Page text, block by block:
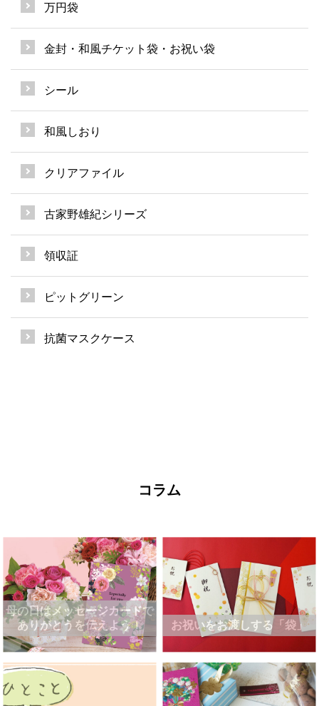
万円袋
金封・和風チケット袋・お祝い袋
シール
和風しおり
クリアファイル
古家野雄紀シリーズ
領収証
ピットグリーン
抗菌マスクケース
コラム
母の日はメッセージカードで
ありがとうを伝えよう！
お祝いをお渡しする「袋」